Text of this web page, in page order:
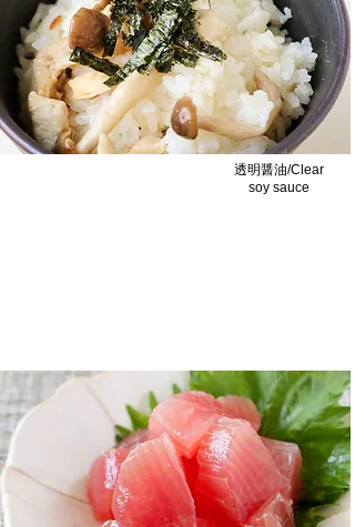
透明醤油とチーズの相性ばつぐんです/Clear
soy sauce and cheese are a perfect match.
透明醤油/Clear
soy sauce
炊き込みご飯/Cooked Rice
醤油の塩味と旨味が炊き込みごはんおすすめ
です/Taste of soy sauce is recommended
for takikomi gohan.